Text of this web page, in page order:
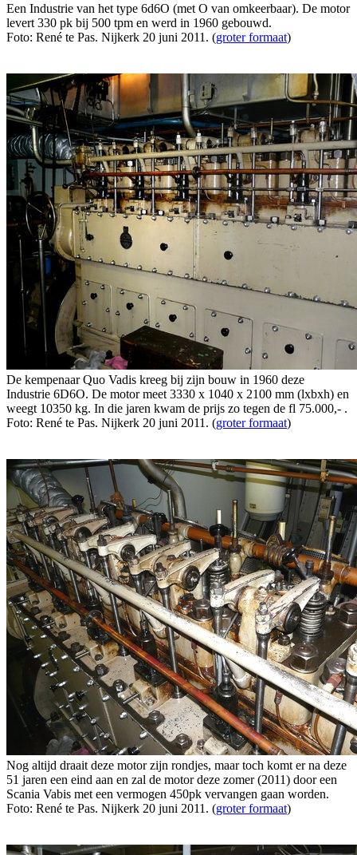
Een Industrie van het type 6d6O (met O van omkeerbaar). De motor
levert 330 pk bij 500 tpm en werd in 1960 gebouwd.
Foto: René te Pas. Nijkerk 20 juni 2011. (groter formaat)
De kempenaar Quo Vadis kreeg bij zijn bouw in 1960 deze
Industrie 6D6O. De motor meet 3330 x 1040 x 2100 mm (lxbxh) en
weegt 10350 kg. In die jaren kwam de prijs zo tegen de fl 75.000,- .
Foto: René te Pas. Nijkerk 20 juni 2011. (groter formaat)
Nog altijd draait deze motor zijn rondjes, maar toch komt er na deze
51 jaren een eind aan en zal de motor deze zomer (2011) door een
Scania Vabis met een vermogen 450pk vervangen gaan worden.
Foto: René te Pas. Nijkerk 20 juni 2011. (groter formaat)